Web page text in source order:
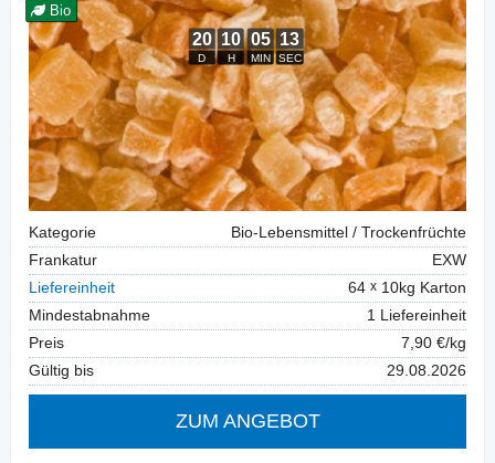
Bio
Kategorie
Bio-Lebensmittel / Trockenfrüchte
Frankatur
EXW
Liefereinheit
64
10kg Karton
Mindestabnahme
1 Liefereinheit
Preis
7,90 €/kg
Gültig bis
29.08.2026
ZUM ANGEBOT